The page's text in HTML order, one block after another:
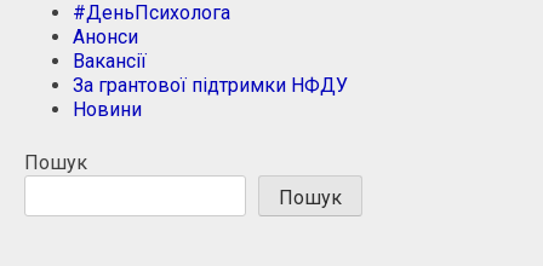
#ДеньПсихолога
Анонси
Вакансії
За грантової підтримки НФДУ
Новини
Пошук
Пошук